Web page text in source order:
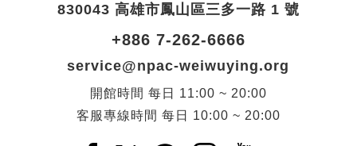
830043 高雄市鳳山區三多一路 1 號
+886 7-262-6666
service@npac-weiwuying.org
開館時間 每日
11:00 ~ 20:00
客服專線時間 每日 10:00 ~ 20:00